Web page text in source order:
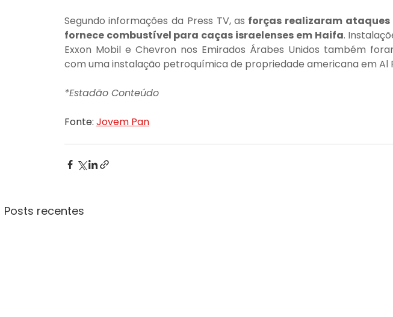
Segundo informações da Press TV, as forças realizaram
fornece combustível para caças israelenses em Haifa.
Exxon Mobil e Chevron nos Emirados Árabes Unidos também
com uma instalação petroquímica de propriedade americana em Al
*Estadão Conteúdo
Fonte: Jovem Pan
Posts recentes